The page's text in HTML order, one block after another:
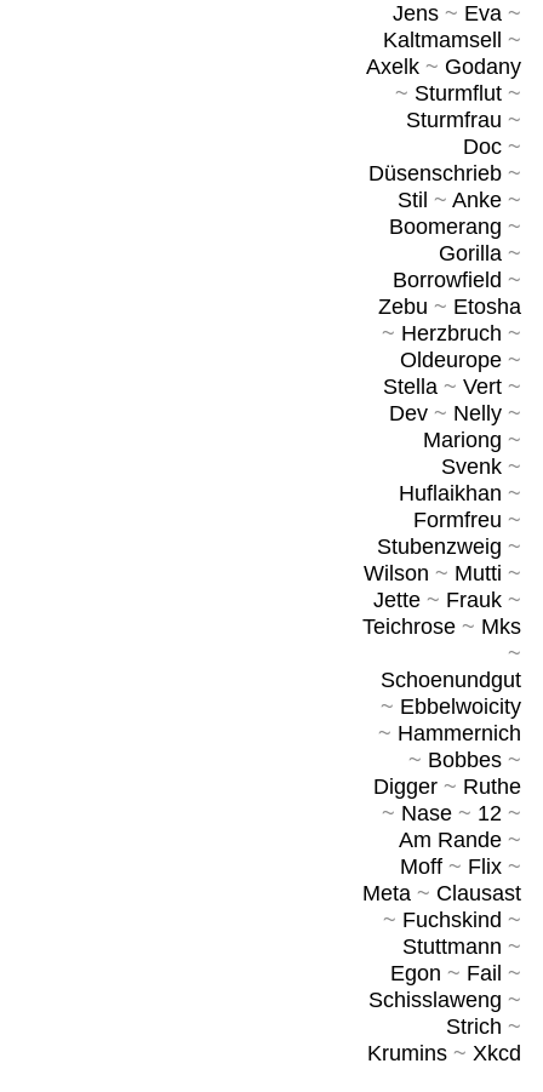
Jens~ Eva~
Kaltmamsell
~
Axelk~ Godany
~ Sturmflut~
Sturmfrau ~
Doc~
Düsenschrieb~
Stil ~ Anke~
Boomerang ~
Gorilla~
Borrowfield ~
Zebu ~ Etosha
~ Herzbruch ~
Oldeurope~
Stella~ Vert~
Dev~ Nelly~
Mariong ~
Svenk~
Huflaikhan ~
Formfreu ~
Stubenzweig ~
Wilson ~ Mutti ~
Jette~ Frauk~
Teichrose~ Mks
~
Schoenundgut
~ Ebbelwoicity
~ Hammernich
~ Bobbes~
Digger~ Ruthe
~ Nase~ 12~
Am Rande~
Moff~ Flix~
Meta~ Clausast
~ Fuchskind ~
Stuttmann ~
Egon ~ Fail ~
Schisslaweng ~
Strich ~
Krumins~ Xkcd